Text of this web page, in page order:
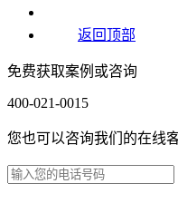
返回顶部
免费获取案例或咨询
400-021-0015
您也可以咨询我们的在线